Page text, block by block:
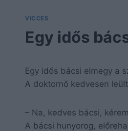
VICCES
Egy idős
Egy idős bácsi elmegy a
A doktornő kedvesen
– Na, kedves bácsi,
A bácsi hunyorog,